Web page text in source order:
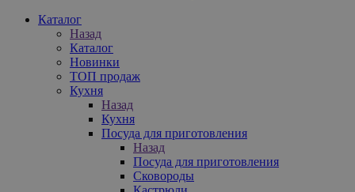
Каталог
Назад
Каталог
Новинки
ТОП продаж
Кухня
Назад
Кухня
Посуда для приготовления
Назад
Посуда для приготовления
Сковороды